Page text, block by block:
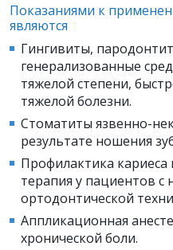
Показаниями к
являются
Гингивиты,
генерализованные
тяжелой степени,
тяжелой болезни.
Стоматиты язвенно-
результате ношения
Профилактика кариеса
терапия у пациентов с
ортодонтической
Аппликационная
хронической боли.